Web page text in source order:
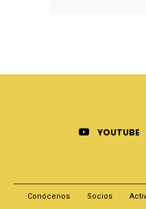
YOUTUBE
Conócenos Socios